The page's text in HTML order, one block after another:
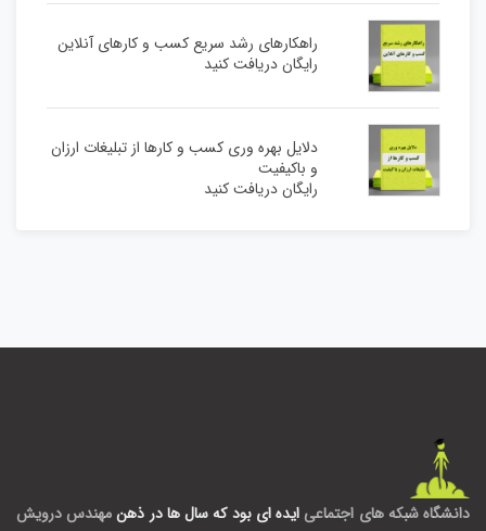
راهکارهای رشد سریع کسب و کارهای آنلاین
رایگان دریافت کنید
دلایل بهره وری کسب و کارها از تبلیغات ارزان
و باکیفیت
رایگان دریافت کنید
دانشگاه شبکه های اجتماعی ایده ای بود که سال ها در ذهنمهندس درویش